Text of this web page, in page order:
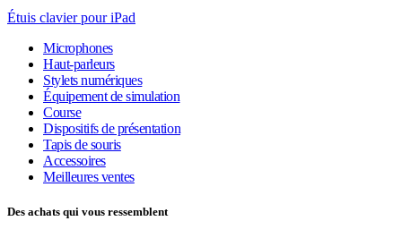
Étuis clavier pour iPad
Microphones
Haut-parleurs
Stylets numériques
Équipement de simulation
Course
Dispositifs de présentation
Tapis de souris
Accessoires
Meilleures ventes
Des achats qui vous ressemblent